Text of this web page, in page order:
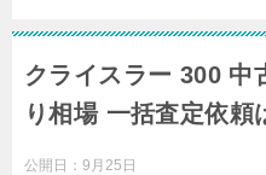
クライスラー 300 中
り相場 一括査定依頼
公開日： 9月25日